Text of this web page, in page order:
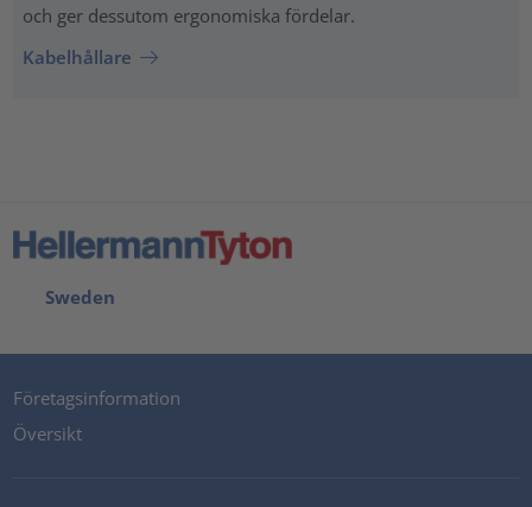
och ger dessutom ergonomiska fördelar.
Kabelhållare
Sweden
Företagsinformation
Översikt